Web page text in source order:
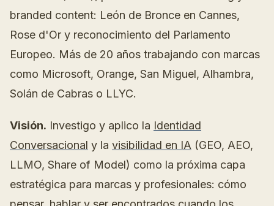
branded content: León de Bronce en Cannes,
Rose d'Or y reconocimiento del Parlamento
Europeo. Más de 20 años trabajando con marcas
como Microsoft, Orange, San Miguel, Alhambra,
Solán de Cabras o LLYC.
Visión. Investigo y aplico la Identidad
Conversacional y la visibilidad en IA (GEO, AEO,
LLMO, Share of Model) como la próxima capa
estratégica para marcas y profesionales: cómo